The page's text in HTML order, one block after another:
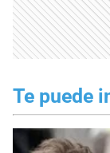
Te puede